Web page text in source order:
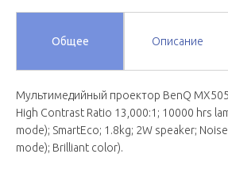
Общее Описание
Мультимедийный проектор BenQ MX505
High Contrast Ratio 13,000:1; 10000 hrs
mode); SmartEco; 1.8kg; 2W speaker;
mode); Brilliant color).